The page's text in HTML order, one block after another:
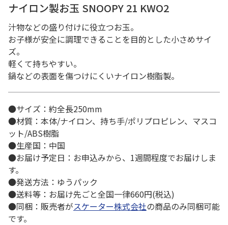
ナイロン製お玉 SNOOPY 21 KWO2
汁物などの盛り付けに役立つお玉。
お子様が安全に調理できることを目的とした小さめサイ
ズ。
軽くて持ちやすい。
鍋などの表面を傷つけにくいナイロン樹脂製。
●サイズ：約全長250mm
●材質：本体/ナイロン、持ち手/ポリプロピレン、マスコ
ット/ABS樹脂
●生産国：中国
●お届け予定日：お申込みから、1週間程度でお届けしま
す。
●発送方法：ゆうパック
●送料等：お届け先ごと全国一律660円(税込)
●同梱：販売者がスケーター株式会社の商品のみ同梱可能
です。